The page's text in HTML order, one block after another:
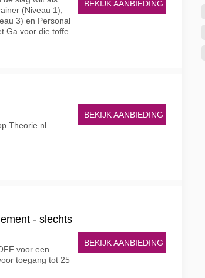
(Niveau 1),
3) en Personal
Ga voor die toffe
BEKIJK AANBIEDING
Theorie nl
BEKIJK AANBIEDING
- slechts
voor een
toegang tot 25
BEKIJK AANBIEDING